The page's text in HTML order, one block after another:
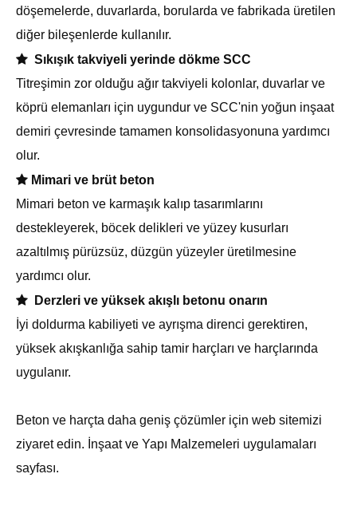
döşemelerde, duvarlarda, borularda ve fabrikada üretilen
diğer bileşenlerde kullanılır.
 Sıkışık takviyeli yerinde dökme SCC
Titreşimin zor olduğu ağır takviyeli kolonlar, duvarlar ve
köprü elemanları için uygundur ve SCC'nin yoğun inşaat
demiri çevresinde tamamen konsolidasyonuna yardımcı
olur.
 Mimari ve brüt beton
Mimari beton ve karmaşık kalıp tasarımlarını
destekleyerek, böcek delikleri ve yüzey kusurları
azaltılmış pürüzsüz, düzgün yüzeyler üretilmesine
yardımcı olur.

Derzleri ve yüksek akışlı betonu onarın
İyi doldurma kabiliyeti ve ayrışma direnci gerektiren,
yüksek akışkanlığa sahip tamir harçları ve harçlarında
uygulanır.
Beton ve harçta daha geniş çözümler için web sitemizi
ziyaret edin. İnşaat ve Yapı Malzemeleri uygulamaları
sayfası.